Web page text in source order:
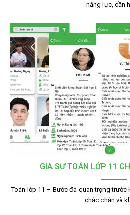
năng lực, cần
GIA SƯ TOÁN LỚP 11
Toán lớp 11 – Bước đà quan trọng trước
chắc chắn và